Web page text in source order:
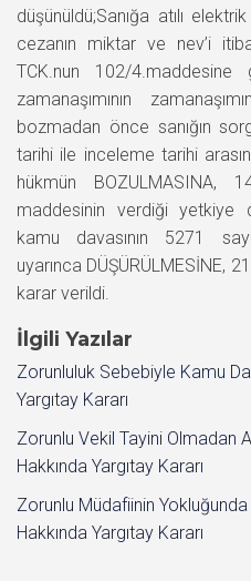
düşünüldü;Sanığa atılı
cezanın miktar ve nev’i
TCK.nun 102/4.maddesine
zamanaşımının
bozmadan önce sanığın
tarihi ile inceleme tarihi
hükmün BOZULMASINA,
maddesinin verdiği yetkiye
kamu davasının 5271
uyarınca DÜŞÜRÜLMESİNE,
karar verildi.
İlgili Yazılar
Zorunluluk Sebebiyle Kamu
Yargıtay Kararı
Zorunlu Vekil Tayini Olmadan
Hakkında Yargıtay Kararı
Zorunlu Müdafiinin Yokluğunda
Hakkında Yargıtay Kararı